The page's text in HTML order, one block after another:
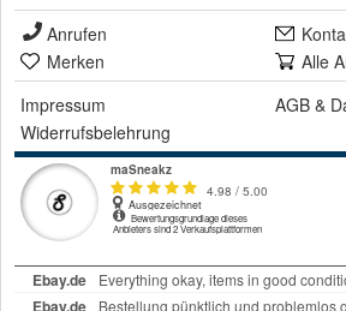
Anrufen
Merken
Alle
Impressum
AGB &
Widerrufsbelehrung